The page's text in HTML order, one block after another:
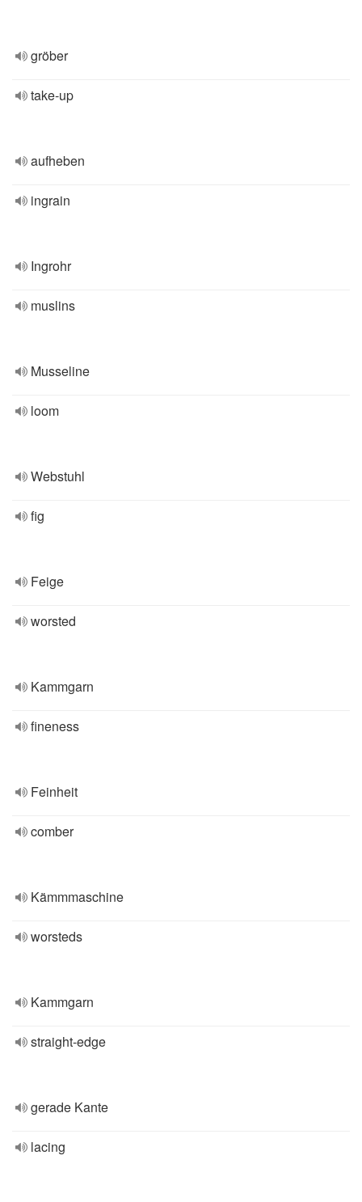
gröber
take-up
aufheben
ingrain
Ingrohr
muslins
Musseline
loom
Webstuhl
fig
Feige
worsted
Kammgarn
fineness
Feinheit
comber
Kämmmaschine
worsteds
Kammgarn
straight-edge
gerade Kante
lacing